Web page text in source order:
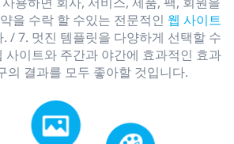
을 수락 할 수있는 전문적인 웹 사이트
/ 7. 멋진 템플릿을 다양하게 선택할 수
사이트와 주간과 야간에 효과적인 효과
의 결과를 모두 좋아할 것입니다.